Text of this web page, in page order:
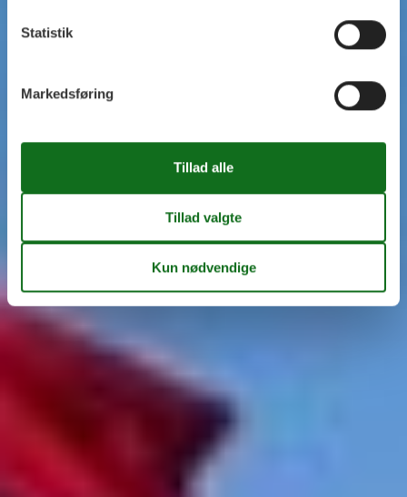
Statistik
Markedsføring